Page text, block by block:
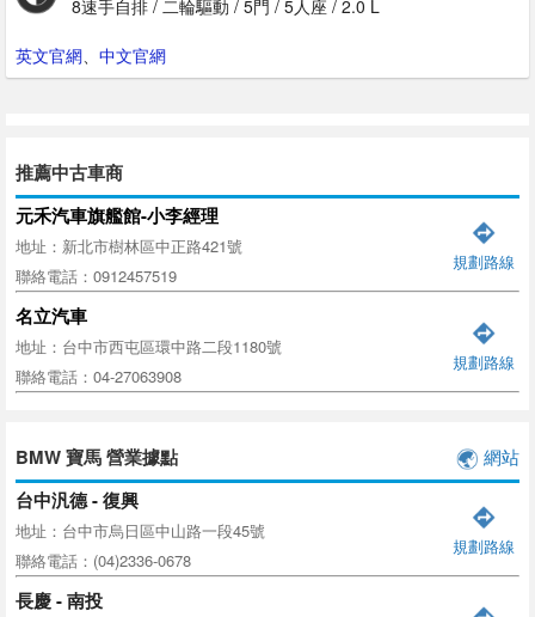
8速手自排 / 二輪驅動 / 5門 / 5人座 / 2.0 L
英文官網、 中文官網
推薦中古車商
元禾汽車旗艦館-小李經理
地址：新北市樹林區中正路421號
聯絡電話：0912457519
規劃路線
名立汽車
地址：台中市西屯區環中路二段1180號
聯絡電話：04-27063908
規劃路線
BMW 寶馬 營業據點 網站
台中汎德 - 復興
地址：台中市烏日區中山路一段45號
聯絡電話：(04)2336-0678
規劃路線
長慶 - 南投